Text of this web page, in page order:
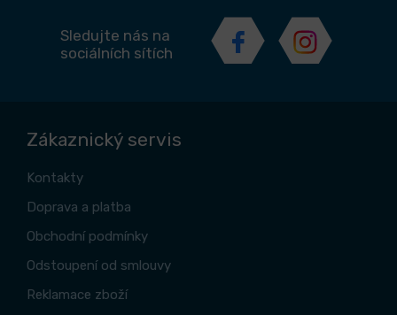
Sledujte nás na
sociálních sítích
Zákaznický servis
Kontakty
Doprava a platba
Obchodní podmínky
Odstoupení od smlouvy
Reklamace zboží